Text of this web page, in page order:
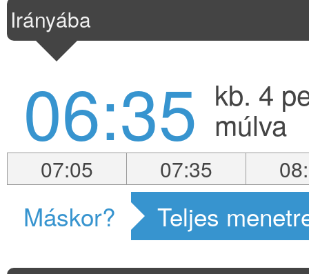
Irányába
06:35 kb. 4
múlva
07:05 07:35
Máskor? Teljes